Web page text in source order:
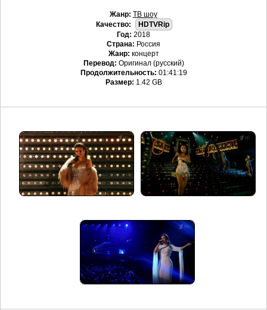
Жанр: ТВ шоу
Качество:
HDTVRip
Год: 2018
Страна: Россия
Жанр: концерт
Перевод: Оригинал (русский)
Продолжительность: 01:41:19
Размер: 1.42 GB